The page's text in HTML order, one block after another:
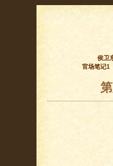
侯卫
官场笔记1